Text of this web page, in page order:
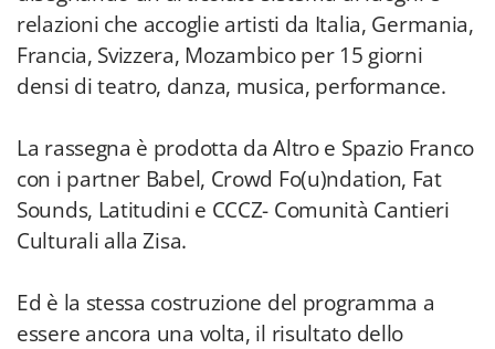
relazioni che accoglie artisti da Italia, Germania,
Francia, Svizzera, Mozambico per 15 giorni
densi di teatro, danza, musica, performance.
La rassegna è prodotta da Altro e Spazio Franco
con i partner Babel, Crowd Fo(u)ndation, Fat
Sounds, Latitudini e CCCZ- Comunità Cantieri
Culturali alla Zisa.
Ed è la stessa costruzione del programma a
essere ancora una volta, il risultato dello